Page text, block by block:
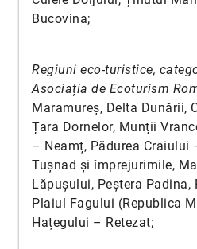
Bucovina;
Regiuni eco-turistice,
Asociația de Ecoturism
Maramureș, Delta Dunării,
Țara Dornelor, Munții
– Neamț, Pădurea Craiului
Tușnad și împrejurimile,
Lăpușului, Peștera Padina,
Plaiul Fagului (Republica
Hațegului – Retezat;